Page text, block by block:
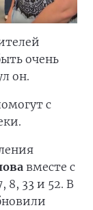
очень
он.
с
вместе с
33 и 52. В